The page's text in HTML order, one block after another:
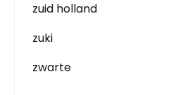
zuid holland
zuki
zwarte